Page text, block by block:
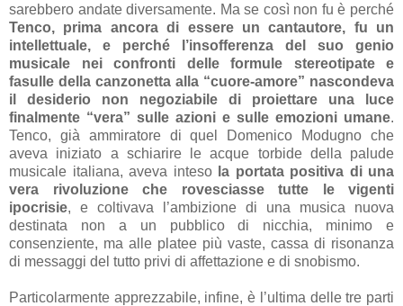
sarebbero andate diversamente. Ma se così non fu è perché
Tenco, prima ancora di essere un cantautore, fu un
intellettuale, e perché l’insofferenza del suo genio
musicale nei confronti delle formule stereotipate e
fasulle della canzonetta alla “cuore-amore” nascondeva
il desiderio non negoziabile di proiettare una luce
finalmente “vera” sulle azioni e sulle emozioni umane.
Tenco, già ammiratore di quel Domenico Modugno che
aveva iniziato a schiarire le acque torbide della palude
musicale italiana, aveva inteso la portata positiva di una
vera rivoluzione che rovesciasse tutte le vigenti
ipocrisie, e coltivava l’ambizione di una musica nuova
destinata non a un pubblico di nicchia, minimo e
consenziente, ma alle platee più vaste, cassa di risonanza
di messaggi del tutto privi di affettazione e di snobismo.
Particolarmente apprezzabile, infine, è l’ultima delle tre parti